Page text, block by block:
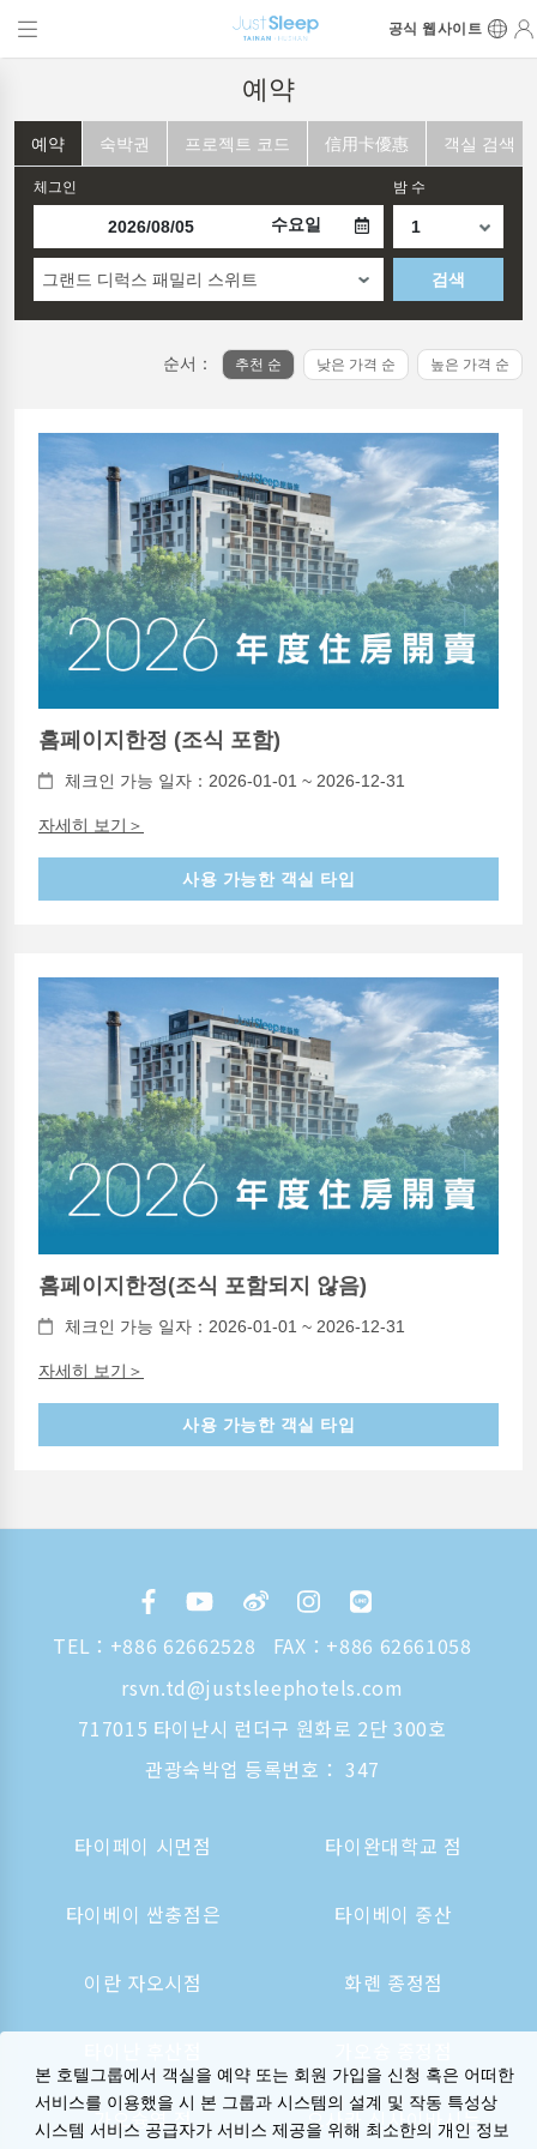
공식 웹사이트
예약
예약 숙박권 프로젝트 코드 信用卡優惠 객실 검색
체그인
수요일
밤 수
그랜드 디럭스 패밀리 스위트 검색
순서： 추천 순 낮은 가격 순 높은 가격 순
홈페이지한정 (조식 포함)
체크인 가능 일자：2026-01-01 ~ 2026-12-31
자세히 보기＞
사용 가능한 객실 타입
홈페이지한정(조식 포함되지 않음)
체크인 가능 일자：2026-01-01 ~ 2026-12-31
자세히 보기＞
사용 가능한 객실 타입
TEL： +886 62662528
FAX：+886 62661058
rsvn.td@justsleephotels.com
717015 타이난시 런더구 원화로 2단 300호
관광숙박업 등록번호： 347
타이페이 시먼점 타이완대학교 점
타이베이 싼충점은 타이베이 중산
이란 자오시점 화롄 종정점
가오슝역 점 오사카 신사이바시는
본 호텔그룹에서 객실을 예약 또는 회원 가입을 신청 혹은 어떠한
서비스를 이용했을 시 본 그룹과 시스템의 설계 및 작동 특성상
시스템 서비스 공급자가 서비스 제공을 위해 최소한의 개인 정보